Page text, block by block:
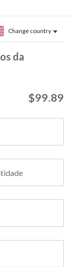
Change country
da
$99.89